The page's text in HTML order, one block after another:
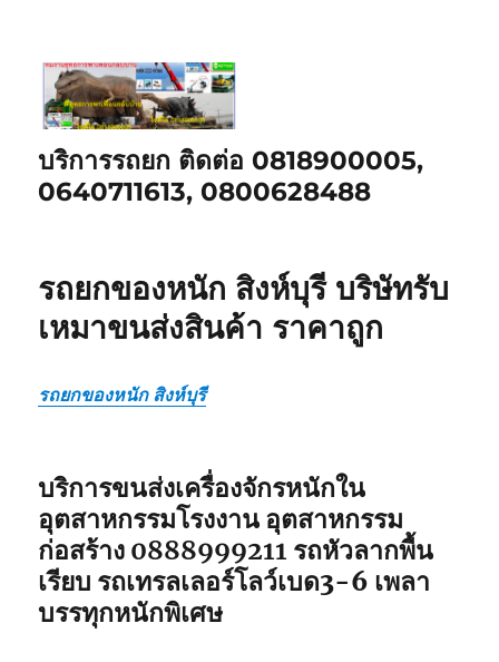
บริการรถยก ติดต่อ 0818900005,
0640711613, 0800628488
รถยกของหนัก สิงห์บุรี บริษัทรับ
เหมาขนส่งสินค้า ราคาถูก
รถยกของหนัก สิงห์บุรี
บริการขนส่งเครื่องจักรหนักใน
อุตสาหกรรมโรงงาน อุตสาหกรรม
ก่อสร้าง 0888999211 รถหัวลากพื้น
เรียบ รถเทรลเลอร์โลว์เบด3-6 เพลา
บรรทุกหนักพิเศษ